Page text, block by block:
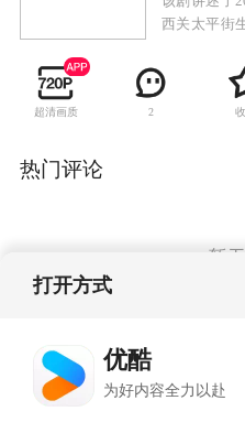
西关太平街
超清画质 2
热门评论
暂
打开方式
优酷
为好内容全力以赴